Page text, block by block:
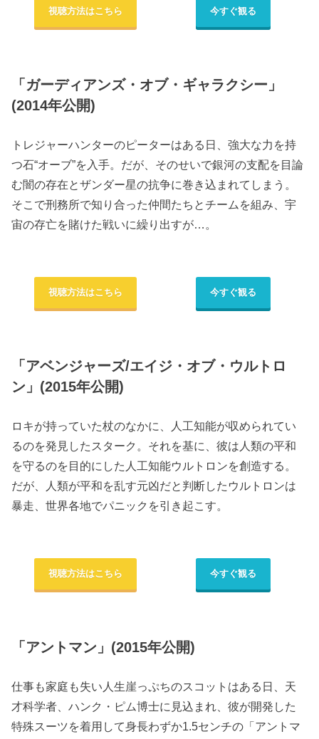
視聴方法はこちら 今すぐ観る
「ガーディアンズ・オブ・ギャラクシー」
(2014年公開)
トレジャーハンターのピーターはある日、強大な力を持
つ石“オーブ”を入手。だが、そのせいで銀河の支配を目論
む闇の存在とザンダー星の抗争に巻き込まれてしまう。
そこで刑務所で知り合った仲間たちとチームを組み、宇
宙の存亡を賭けた戦いに繰り出すが…。
視聴方法はこちら 今すぐ観る
「アベンジャーズ/エイジ・オブ・ウルトロ
ン」(2015年公開)
ロキが持っていた杖のなかに、人工知能が収められてい
るのを発見したスターク。それを基に、彼は人類の平和
を守るのを目的にした人工知能ウルトロンを創造する。
だが、人類が平和を乱す元凶だと判断したウルトロンは
暴走、世界各地でパニックを引き起こす。
視聴方法はこちら 今すぐ観る
「アントマン」(2015年公開)
仕事も家庭も失い人生崖っぷちのスコットはある日、天
才科学者、ハンク・ピム博士に見込まれ、彼が開発した
特殊スーツを着用して身長わずか1.5センチの「アントマ